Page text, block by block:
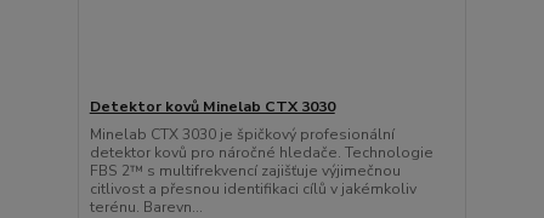
Detektor kovů Minelab CTX 3030
Minelab CTX 3030 je špičkový profesionální
detektor kovů pro náročné hledače. Technologie
FBS 2™ s multifrekvencí zajišťuje výjimečnou
citlivost a přesnou identifikaci cílů v jakémkoliv
terénu. Barevn...